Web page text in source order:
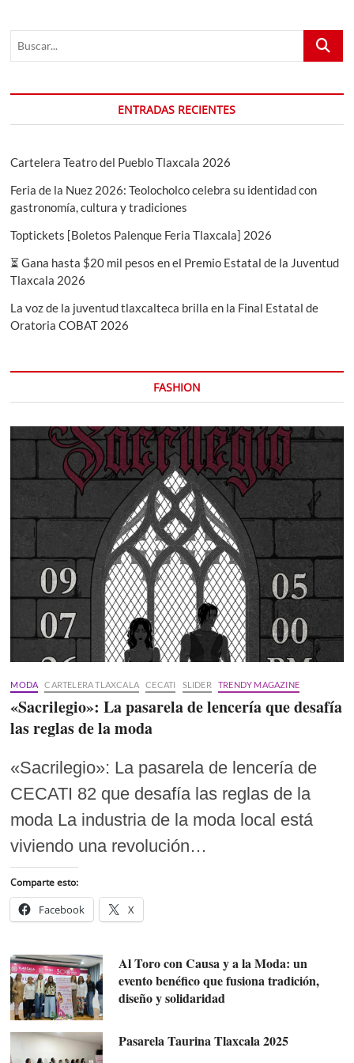
Buscar...
ENTRADAS RECIENTES
Cartelera Teatro del Pueblo Tlaxcala 2026
Feria de la Nuez 2026: Teolocholco celebra su identidad con
gastronomía, cultura y tradiciones
Toptickets [Boletos Palenque Feria Tlaxcala] 2026
⏳ Gana hasta $20 mil pesos en el Premio Estatal de la Juventud
Tlaxcala 2026
La voz de la juventud tlaxcalteca brilla en la Final Estatal de
Oratoria COBAT 2026
FASHION
MODA CARTELERA TLAXCALA CECATI SLIDER TRENDY MAGAZINE
«Sacrilegio»: La pasarela de lencería que desafía
las reglas de la moda
«Sacrilegio»: La pasarela de lencería de
CECATI 82 que desafía las reglas de la
moda La industria de la moda local está
viviendo una revolución…
Comparte esto:
Facebook X
Al Toro con Causa y a la Moda: un
evento benéfico que fusiona tradición,
diseño y solidaridad
Pasarela Taurina Tlaxcala 2025